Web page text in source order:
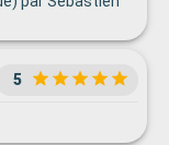
5